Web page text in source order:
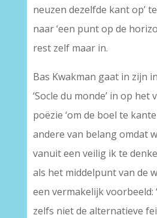
neuzen dezelfde kant op’
naar ‘een punt op de
rest zelf maar in.
Bas Kwakman gaat in zijn
‘Socle du monde’ in op het
poëzie ‘om de boel te
andere van belang omdat
vanuit een veilig ik te
als het middelpunt van de
een vermakelijk voorbeeld:
zelfs niet de alternatieve